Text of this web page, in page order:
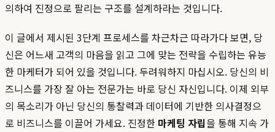
의하여 진정으로 팔리는 구조를 설계하라는 것입니다.
이 글에서 제시된 3단계 프로세스를 차근차근 따라가다 보면, 당
신은 어느새 고객의 마음을 읽고 그에 맞는 전략을 수립하는 유능
한 마케터가 되어 있을 것입니다. 두려워하지 마십시오. 당신의 비
즈니스를 가장 잘 아는 전문가는 바로 당신 자신입니다. 이제 외부
의 목소리가 아닌 당신의 통찰력과 데이터에 기반한 의사결정으
로 비즈니스를 이끌어 가세요. 진정한 마케팅 자립을 통해 지속 가